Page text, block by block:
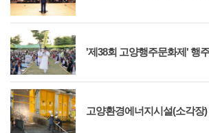
'제38회 고양행주문화제' 행
고양환경에너지시설(소각장)